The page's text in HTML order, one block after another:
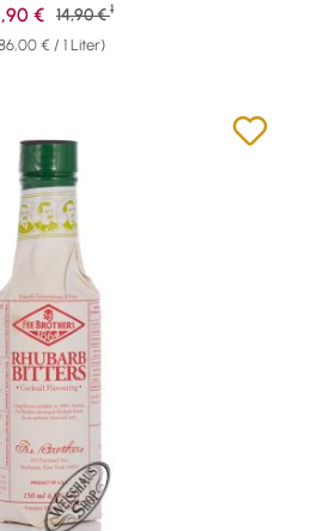
€ / 1 Liter)
Verkaufspreis:
€ Regulärer Preis:
14,90 € 1